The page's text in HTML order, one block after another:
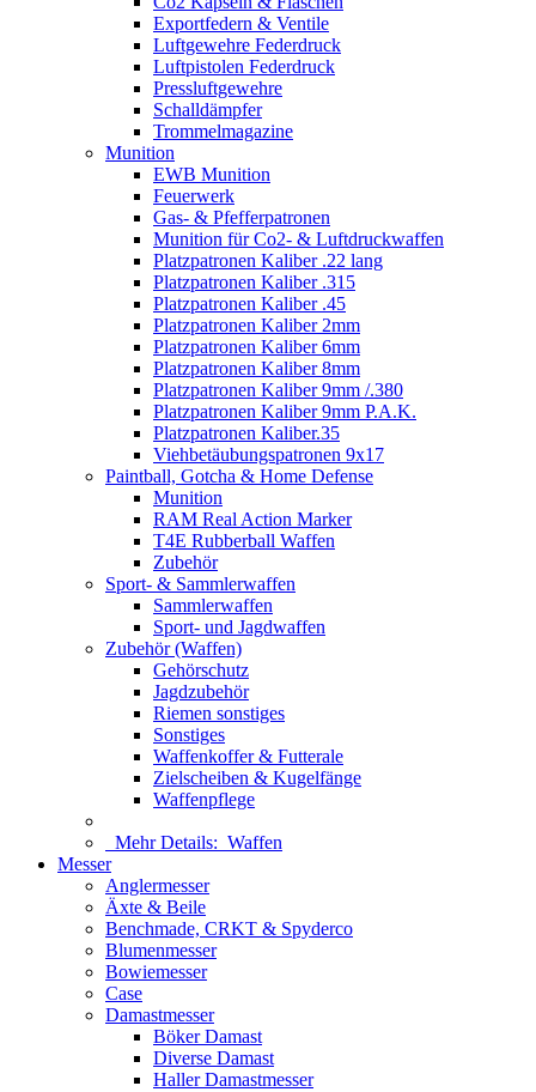
Exportfedern & Ventile
Luftgewehre Federdruck
Luftpistolen Federdruck
Pressluftgewehre
Schalldämpfer
Trommelmagazine
Munition
EWB Munition
Feuerwerk
Gas- & Pfefferpatronen
Munition für Co2- & Luftdruckwaffen
Platzpatronen Kaliber .22 lang
Platzpatronen Kaliber .315
Platzpatronen Kaliber .45
Platzpatronen Kaliber 2mm
Platzpatronen Kaliber 6mm
Platzpatronen Kaliber 8mm
Platzpatronen Kaliber 9mm /.380
Platzpatronen Kaliber 9mm P.A.K.
Platzpatronen Kaliber.35
Viehbetäubungspatronen 9x17
Paintball, Gotcha & Home Defense
Munition
RAM Real Action Marker
T4E Rubberball Waffen
Zubehör
Sport- & Sammlerwaffen
Sammlerwaffen
Sport- und Jagdwaffen
Zubehör (Waffen)
Gehörschutz
Jagdzubehör
Riemen sonstiges
Sonstiges
Waffenkoffer & Futterale
Zielscheiben & Kugelfänge
Waffenpflege
Mehr Details: Waffen
Messer
Anglermesser
Äxte & Beile
Benchmade, CRKT & Spyderco
Blumenmesser
Bowiemesser
Case
Damastmesser
Böker Damast
Diverse Damast
Haller Damastmesser